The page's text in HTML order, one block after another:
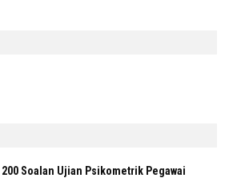
Soalan Ujian Psikometrik Pegawai